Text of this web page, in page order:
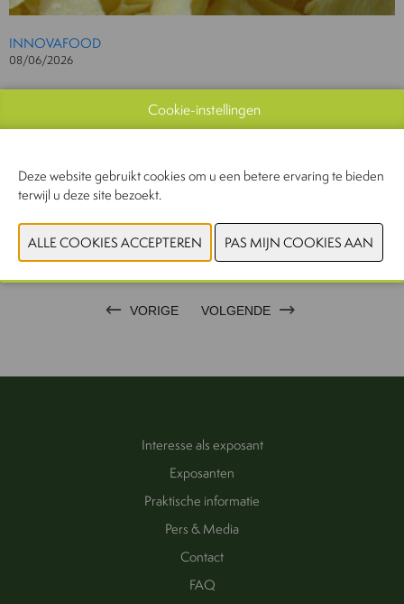
INNOVAFOOD
08/06/2026
Document
CONTACTEER ONS!
VORIGE VOLGENDE
Interesse als exposant
Exposanten
Praktische informatie
Pers & Media
Contact
FAQ
Cookie-instellingen
Deze website gebruikt cookies om u een betere ervaring te bieden
terwijl u deze site bezoekt.